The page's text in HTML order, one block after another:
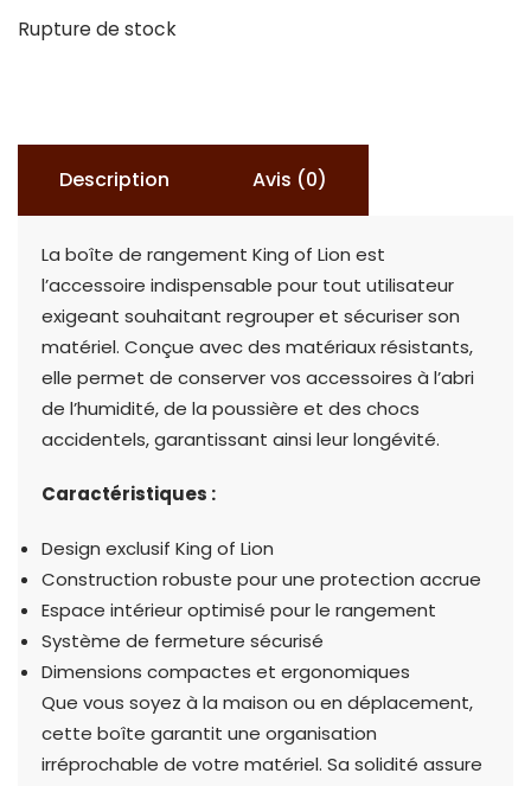
Rupture de stock
Description Avis (0)
La boîte de rangement King of Lion est
l’accessoire indispensable pour tout utilisateur
exigeant souhaitant regrouper et sécuriser son
matériel. Conçue avec des matériaux résistants,
elle permet de conserver vos accessoires à l’abri
de l’humidité, de la poussière et des chocs
accidentels, garantissant ainsi leur longévité.
Caractéristiques :
Design exclusif King of Lion
Construction robuste pour une protection accrue
Espace intérieur optimisé pour le rangement
Système de fermeture sécurisé
Dimensions compactes et ergonomiques
Que vous soyez à la maison ou en déplacement,
cette boîte garantit une organisation
irréprochable de votre matériel. Sa solidité assure